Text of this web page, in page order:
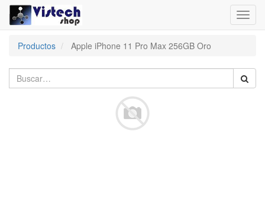
Productos
Apple iPhone 11 Pro Max 256GB Oro